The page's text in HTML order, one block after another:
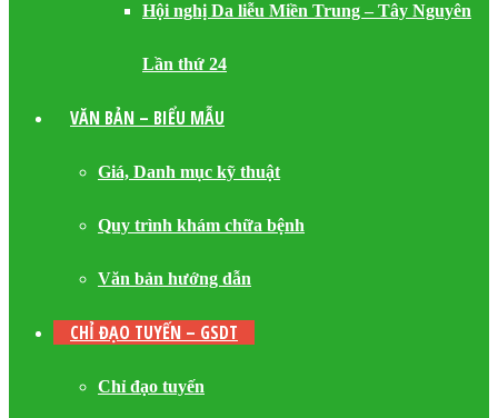
Hội nghị Da liễu Miền Trung – Tây Nguyên
Lần thứ 24
VĂN BẢN – BIỂU MẪU
Giá, Danh mục kỹ thuật
Quy trình khám chữa bệnh
Văn bản hướng dẫn
CHỈ ĐẠO TUYẾN – GSDT
Chỉ đạo tuyến